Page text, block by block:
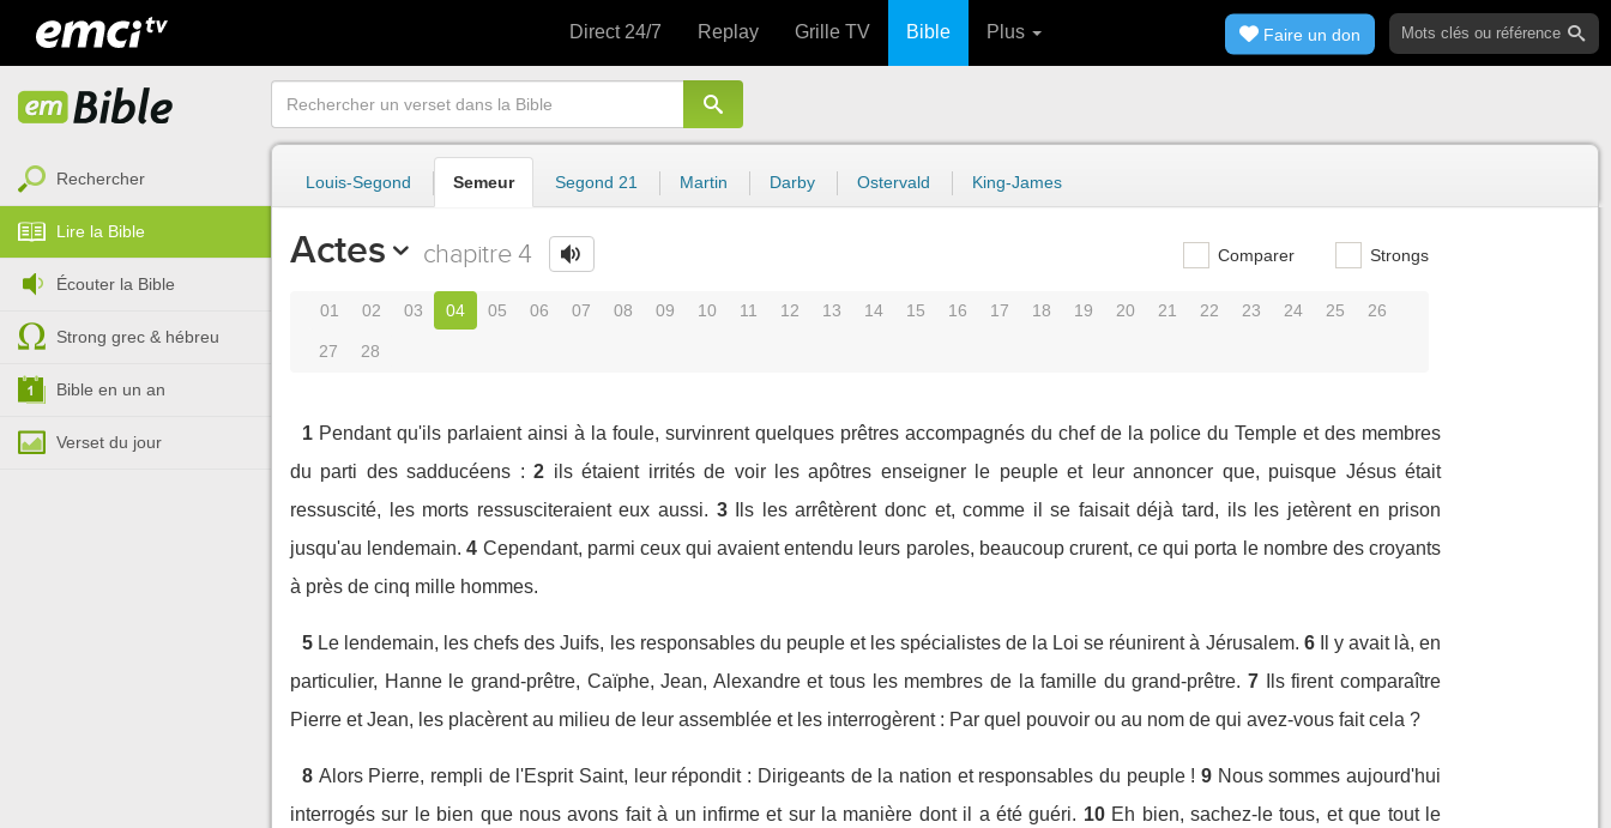
Direct 24/7 Replay Grille TV Bible Plus Faire un don
Rechercher
Lire la Bible
Écouter la Bible
Strong grec & hébreu
Bible en un an
Verset du jour
Louis-Segond Semeur Segond 21 Martin Darby Ostervald King-James
Actes chapitre 4 Comparer Strongs
01 02 03 04 05 06 07 08 09 10 11 12 13 14 15 16 17 18 19 20 21 22 23 24 25 26
27 28
1 Pendant qu'ils parlaient ainsi à la foule, survinrent quelques prêtres accompagnés du chef de la police du Temple et des membres
du parti des sadducéens : 2 ils étaient irrités de voir les apôtres enseigner le peuple et leur annoncer que, puisque Jésus était
ressuscité, les morts ressusciteraient eux aussi. 3
Ils les arrêtèrent donc et, comme il se faisait déjà tard, ils les jetèrent en prison
jusqu'au lendemain. 4 Cependant, parmi ceux qui avaient entendu leurs paroles, beaucoup crurent, ce qui porta le nombre des croyants
à près de cinq mille hommes.
5 Le lendemain, les chefs des Juifs, les responsables du peuple et les spécialistes de la Loi se réunirent à Jérusalem. 6
Il y avait là, en
particulier, Hanne le grand-prêtre, Caïphe, Jean, Alexandre et tous les membres de la famille du grand-prêtre. 7
Ils firent comparaître
Pierre et Jean, les placèrent au milieu de leur assemblée et les interrogèrent : Par quel pouvoir ou au nom de qui avez-vous fait cela ?
8 Alors Pierre, rempli de l'Esprit Saint, leur répondit : Dirigeants de la nation et responsables du peuple ! 9 Nous sommes aujourd'hui
interrogés sur le bien que nous avons fait à un infirme et sur la manière dont il a été guéri. 10 Eh bien, sachez-le tous, et que tout le